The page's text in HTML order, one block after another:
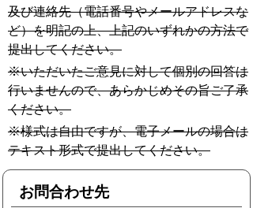
及び連絡先（電話番号やメールアドレスな
ど）を明記の上、上記のいずれかの方法で
提出してください。
※いただいたご意見に対して個別の回答は
行いませんので、あらかじめその旨ご了承
ください。
※様式は自由ですが、電子メールの場合は
テキスト形式で提出してください。
お問合わせ先